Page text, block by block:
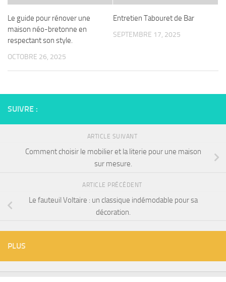
Le guide pour rénover une
maison néo-bretonne en
respectant son style.
OCTOBRE 26, 2025
Entretien Tabouret de Bar
SEPTEMBRE 17, 2025
SUIVRE :
ARTICLE SUIVANT
Comment choisir le mobilier et la literie pour une maison
sur mesure.
ARTICLE PRÉCÉDENT
Le fauteuil Voltaire : un classique indémodable pour sa
décoration.
PLUS